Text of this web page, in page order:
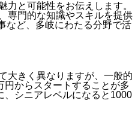
と可能性をお伝えします。
専門的な知識やスキルを提供
など、多岐にわたる分野で活
大きく異なりますが、一般的
からスタートすることが多
、シニアレベルになると1000